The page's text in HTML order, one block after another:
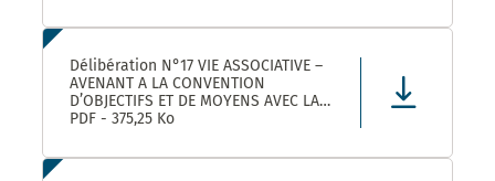
Délibération N°17 VIE ASSOCIATIVE –
AVENANT A LA CONVENTION
D’OBJECTIFS ET DE MOYENS AVEC LA
FEDERATION REGIONALE DES
CULTURE OCCITANIE POUR L’ANNEE
PDF - 375,25 Ko